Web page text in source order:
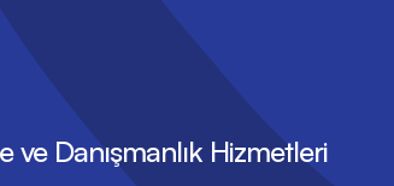
Danışmanlık Hizmetleri